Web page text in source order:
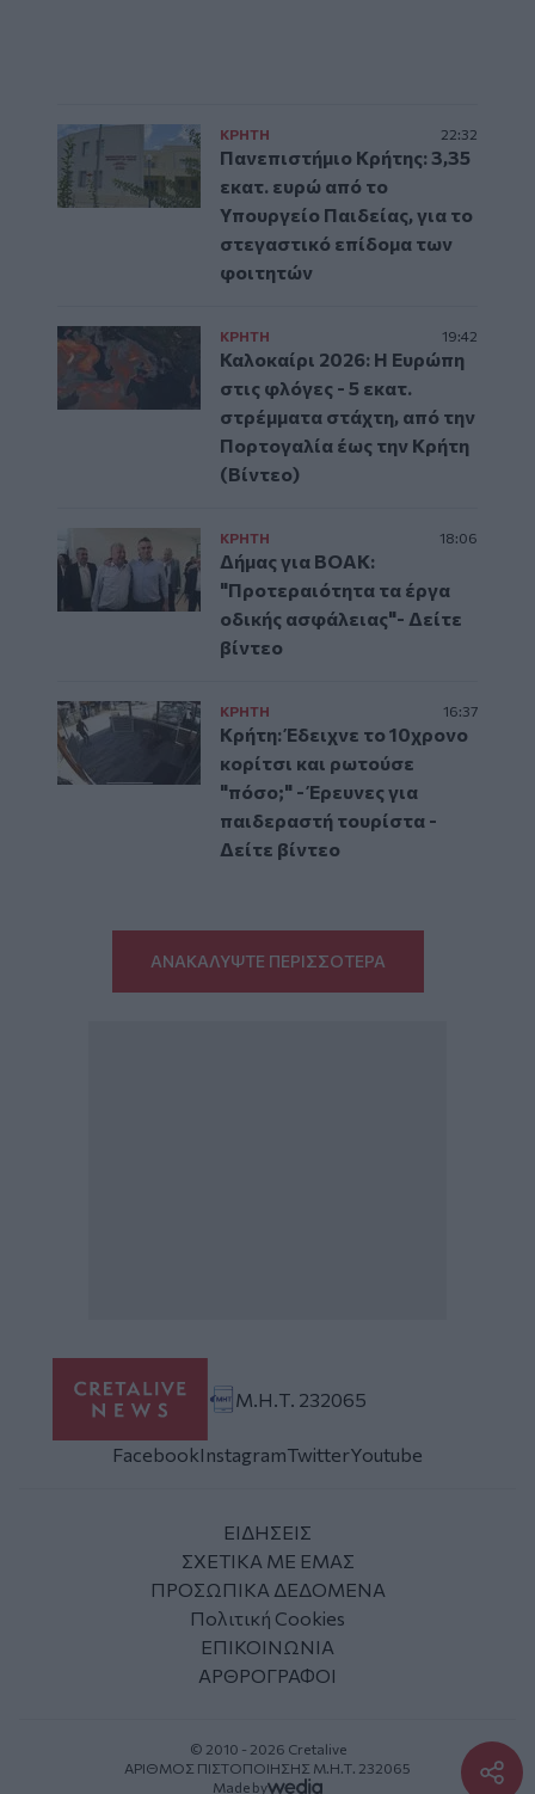
ΚΡΗΤΗ 22:32
Πανεπιστήμιο Κρήτης: 3,35
εκατ. ευρώ από το
Υπουργείο Παιδείας, για το
στεγαστικό επίδομα των
φοιτητών
ΚΡΗΤΗ 19:42
Καλοκαίρι 2026: Η Ευρώπη
στις φλόγες - 5 εκατ.
στρέμματα στάχτη, από την
Πορτογαλία έως την Κρήτη
(Βίντεο)
ΚΡΗΤΗ 18:06
Δήμας για ΒΟΑΚ:
"Προτεραιότητα τα έργα
οδικής ασφάλειας"- Δείτε
βίντεο
ΚΡΗΤΗ 16:37
Κρήτη: Έδειχνε το 10χρονο
κορίτσι και ρωτούσε
"πόσο;" - Έρευνες για
παιδεραστή τουρίστα -
Δείτε βίντεο
ΑΝΑΚΑΛΥΨΤΕ ΠΕΡΙΣΣΟΤΕΡΑ
Μ.Η.Τ. 232065
FacebookInstagramTwitterYoutube
ΕΙΔΗΣΕΙΣ
ΣΧΕΤΙΚΑ ΜΕ ΕΜΑΣ
ΠΡΟΣΩΠΙΚΑ ΔΕΔΟΜΕΝΑ
Πολιτική Cookies
ΕΠΙΚΟΙΝΩΝΙΑ
ΑΡΘΡΟΓΡΑΦΟΙ
© 2010 - 2026 Cretalive
ΑΡΙΘΜΟΣ ΠΙΣΤΟΠΟΙΗΣΗΣ Μ.Η.Τ. 232065
Made by